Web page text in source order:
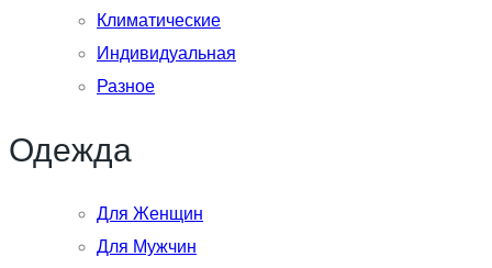
Климатические
Индивидуальная
Разное
Одежда
Для Женщин
Для Мужчин